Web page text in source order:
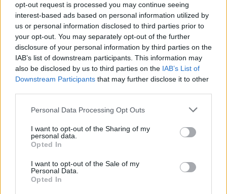
opt-out request is processed you may continue seeing
interest-based ads based on personal information utilized by
us or personal information disclosed to third parties prior to
your opt-out. You may separately opt-out of the further
disclosure of your personal information by third parties on the
IAB’s list of downstream participants. This information may
also be disclosed by us to third parties on the IAB’s List of
Downstream Participants that may further disclose it to other
Please note that this website/app uses one or more Google
not limited to your visit or usage behaviour. You may click to
grant or deny consent to Google and its third-party tags to
use your data for below specified purposes in below Google
consent section.
Personal Data Processing Opt Outs
I want to opt-out of the Sharing of my
personal data.
Opted In
I want to opt-out of the Sale of my
Personal Data.
Opted In
Kit invernale auto e zaino: tecniche per neve estrema
Marco Tessari · 1 Ago 2026
NEVE ESTREMA